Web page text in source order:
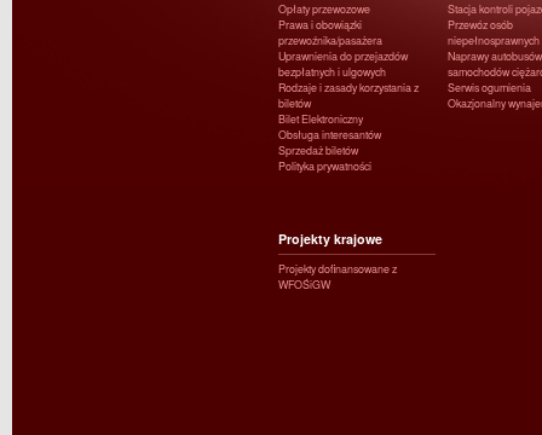
Opłaty przewozowe
Prawa i obowiązki
przewoźnika/pasażera
Uprawnienia do przejazdów
bezpłatnych i ulgowych
Rodzaje i zasady korzystania z
biletów
Bilet Elektroniczny
Obsługa interesantów
Sprzedaż biletów
Polityka prywatności
Stacja kontroli
Przewóz osób
niepełnosprawnych
Naprawy
samochodów
Serwis ogumienia
Okazjonalny
Projekty krajowe
Projekty dofinansowane z
WFOŚiGW